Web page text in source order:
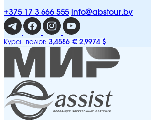
+375 17 3 666 555 info@abstour.by
Курсы валют: 3,4586 € 2,9974 $